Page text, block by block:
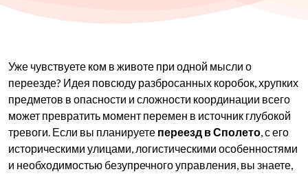
Уже чувствуете ком в животе при одной мысли о
переезде? Идея повсюду разбросанных коробок, хрупких
предметов в опасности и сложности координации всего
может превратить момент перемен в источник глубокой
тревоги. Если вы планируете переезд в Сполето, с его
историческими улицами, логистическими особенностями
и необходимостью безупречного управления, вы знаете,